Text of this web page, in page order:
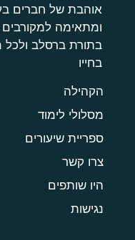
אוהבת של חברים
ומתאימה למקורבים
בתורת ברסלב
בחייו
הקהילה
מסלולי לימוד
ספריית שיעורים
צרו קשר
היו שותפים
נגישות